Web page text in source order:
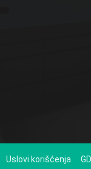
Uslovi korišćenja